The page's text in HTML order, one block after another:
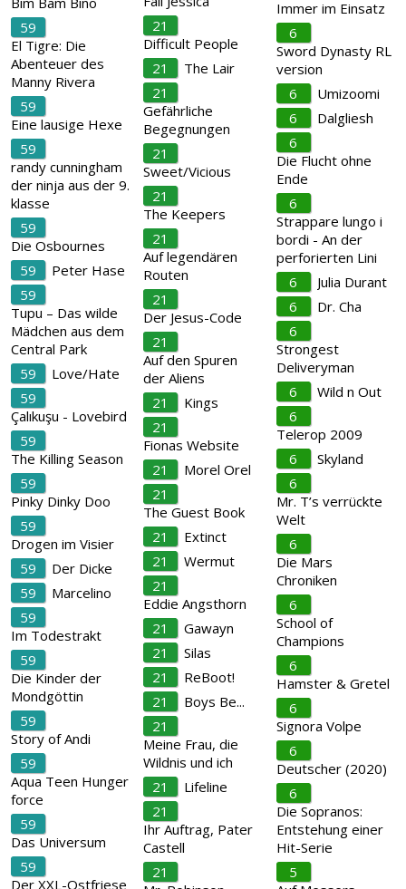
59
El Tigre: Die
Abenteuer des
Manny Rivera
59
Eine lausige Hexe
59
randy cunningham
der ninja aus der 9.
klasse
59
Die Osbournes
59
Peter Hase
59
Tupu – Das wilde
Mädchen aus dem
Central Park
59
Love/Hate
59
Çalıkuşu - Lovebird
59
The Killing Season
59
Pinky Dinky Doo
59
Drogen im Visier
59
Der Dicke
59
Marcelino
59
Im Todestrakt
59
Die Kinder der
Mondgöttin
59
Story of Andi
59
Aqua Teen Hunger
force
59
Das Universum
59
Der XXL-Ostfriese
21
Difficult People
21
The Lair
21
Gefährliche
Begegnungen
21
Sweet/Vicious
21
The Keepers
21
Auf legendären
Routen
21
Der Jesus-Code
21
Auf den Spuren
der Aliens
21
Kings
21
Fionas Website
21
Morel Orel
21
The Guest Book
21
Extinct
21
Wermut
21
Eddie Angsthorn
21
Gawayn
21
Silas
21
ReBoot!
21
Boys Be...
21
Meine Frau, die
Wildnis und ich
21
Lifeline
21
Ihr Auftrag, Pater
Castell
21
Immer im Einsatz
6
Sword Dynasty RL
version
6
Umizoomi
6
Dalgliesh
6
Die Flucht ohne
Ende
6
Strappare lungo i
bordi - An der
perforierten Lini
6
Julia Durant
6
Dr. Cha
6
Strongest
Deliveryman
6
Wild n Out
6
Telerop 2009
6
Skyland
6
Mr. T’s verrückte
Welt
6
Die Mars
Chroniken
6
School of
Champions
6
Hamster & Gretel
6
Signora Volpe
6
Deutscher (2020)
6
Die Sopranos:
Entstehung einer
Hit-Serie
5